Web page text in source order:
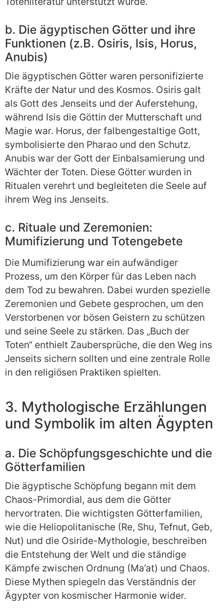
b. Die ägyptischen Götter und ihre
Funktionen (z.B. Osiris, Isis, Horus,
Anubis)
Die ägyptischen Götter waren personifizierte
Kräfte der Natur und des Kosmos. Osiris galt
als Gott des Jenseits und der Auferstehung,
während Isis die Göttin der Mutterschaft und
Magie war. Horus, der falbengestaltige Gott,
symbolisierte den Pharao und den Schutz.
Anubis war der Gott der Einbalsamierung und
Wächter der Toten. Diese Götter wurden in
Ritualen verehrt und begleiteten die Seele auf
ihrem Weg ins Jenseits.
c. Rituale und Zeremonien:
Mumifizierung und Totengebete
Die Mumifizierung war ein aufwändiger
Prozess, um den Körper für das Leben nach
dem Tod zu bewahren. Dabei wurden spezielle
Zeremonien und Gebete gesprochen, um den
Verstorbenen vor bösen Geistern zu schützen
und seine Seele zu stärken. Das „Buch der
Toten“ enthielt Zaubersprüche, die den Weg ins
Jenseits sichern sollten und eine zentrale Rolle
in den religiösen Praktiken spielten.
3. Mythologische Erzählungen
und Symbolik im alten Ägypten
a. Die Schöpfungsgeschichte und die
Götterfamilien
Die ägyptische Schöpfung begann mit dem
Chaos-Primordial, aus dem die Götter
hervortraten. Die wichtigsten Götterfamilien,
wie die Heliopolitanische (Re, Shu, Tefnut, Geb,
Nut) und die Osiride-Mythologie, beschreiben
die Entstehung der Welt und die ständige
Kämpfe zwischen Ordnung (Ma’at) und Chaos.
Diese Mythen spiegeln das Verständnis der
Ägypter von kosmischer Harmonie wider.